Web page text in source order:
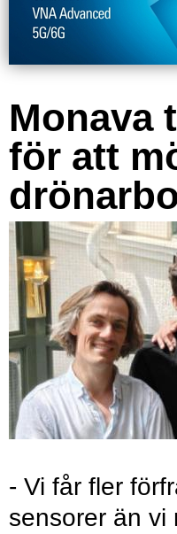
Monava
för att
- Vi får fler
sensorer än vi